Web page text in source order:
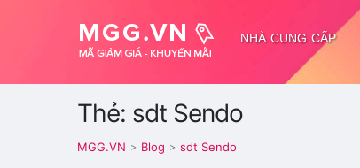
NHÀ CUNG CẤP
Thẻ: sdt Sendo
MGG.VN > Blog > sdt Sendo